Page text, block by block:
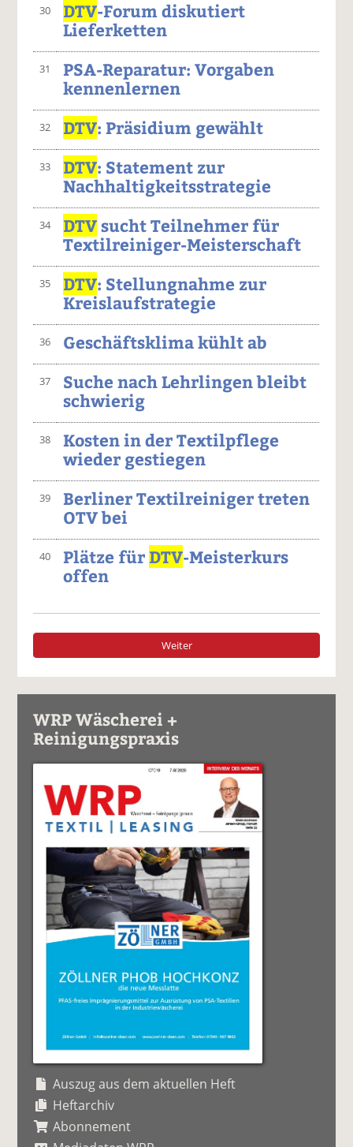
30 DTV-Forum diskutiert
Lieferketten
31
PSA-Reparatur: Vorgaben
kennenlernen
32 DTV: Präsidium gewählt
33 DTV: Statement zur
Nachhaltigkeitsstrategie
34 DTVsucht Teilnehmer für
Textilreiniger-Meisterschaft
35 DTV: Stellungnahme zur
Kreislaufstrategie
36 Geschäftsklima kühlt ab
37
Suche nach Lehrlingen bleibt
schwierig
38
Kosten in der Textilpflege
wieder gestiegen
39
Berliner Textilreiniger treten
OTV bei
40 Plätze für DTV-Meisterkurs
offen
Weiter
WRP Wäscherei +
Reinigungspraxis
Auszug aus dem aktuellen Heft
Heftarchiv
Abonnement